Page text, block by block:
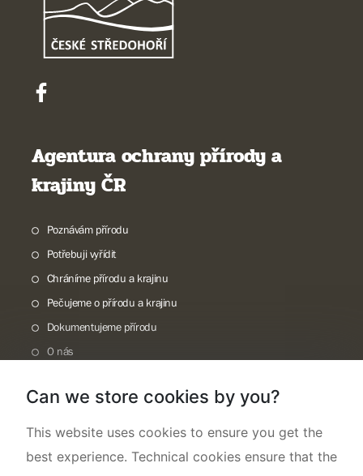
Agentura ochrany přírody a
krajiny ČR
Poznávám přírodu
Potřebuji vyřídit
Chráníme přírodu a krajinu
Pečujeme o přírodu a krajinu
Dokumentujeme přírodu
O nás
Can we store cookies by you?
This website uses cookies to ensure you get the
best experience. Technical cookies ensure that the